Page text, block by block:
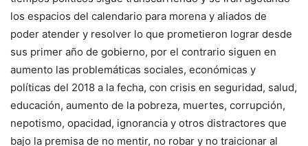
los espacios del calendario para morena y aliados de
poder atender y resolver lo que prometieron lograr desde
sus primer año de gobierno, por el contrario siguen en
aumento las problemáticas sociales, económicas y
políticas del 2018 a la fecha, con crisis en seguridad, salud,
educación, aumento de la pobreza, muertes, corrupción,
nepotismo, opacidad, ignorancia y otros distractores que
bajo la premisa de no mentir, no robar y no traicionar al